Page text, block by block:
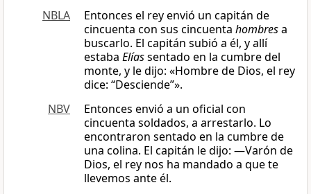
NBLA
Entonces el rey envió un capitán de
cincuenta con sus cincuenta hombresa
buscarlo. El capitán subió a él, y allí
estaba Elíassentado en la cumbre del
monte, y le dijo: «Hombre de Dios, el rey
dice: “Desciende”».
NBV
Entonces envió a un oficial con
cincuenta soldados, a arrestarlo. Lo
encontraron sentado en la cumbre de
una colina. El capitán le dijo: ―Varón de
Dios, el rey nos ha mandado a que te
llevemos ante él.